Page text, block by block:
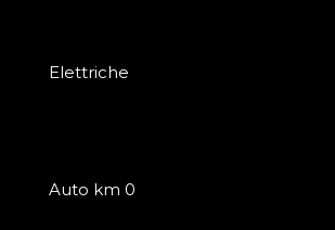
Elettriche
Auto km 0